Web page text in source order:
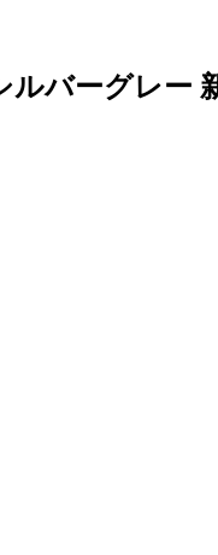
バーグレー